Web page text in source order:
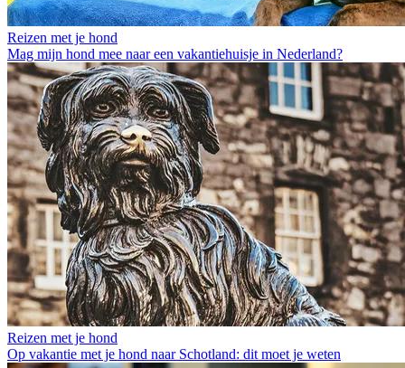
Reizen met je hond
Mag mijn hond mee naar een vakantiehuisje in Nederland?
Reizen met je hond
Op vakantie met je hond naar Schotland: dit moet je weten